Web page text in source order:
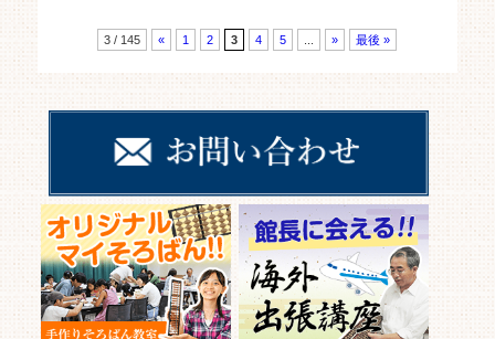
3 / 145 « 1 2 3 4 5 » 最後 »